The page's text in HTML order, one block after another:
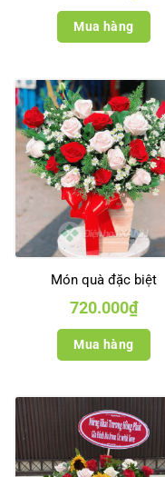
Mua hàng
Món quà đặc biệt
720.000₫
Mua hàng